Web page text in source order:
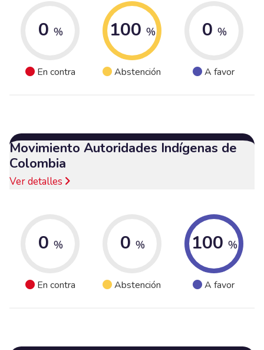
0 %
En contra
100 %
Abstención
0 %
A favor
Movimiento Autoridades Indígenas de
Colombia
Ver detalles
0 %
En contra
0 %
Abstención
100 %
A favor